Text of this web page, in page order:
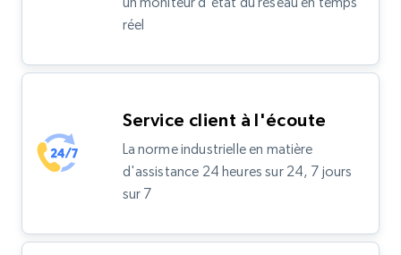
réel
Service client à l'écoute
La norme industrielle en matière
d'assistance 24 heures sur 24, 7 jours
sur 7